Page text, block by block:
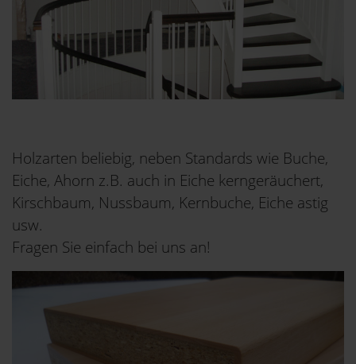
Holzarten beliebig, neben Standards wie Buche,
Eiche, Ahorn z.B. auch in Eiche kerngeräuchert,
Kirschbaum, Nussbaum, Kernbuche, Eiche astig
usw.
Fragen Sie einfach bei uns an!